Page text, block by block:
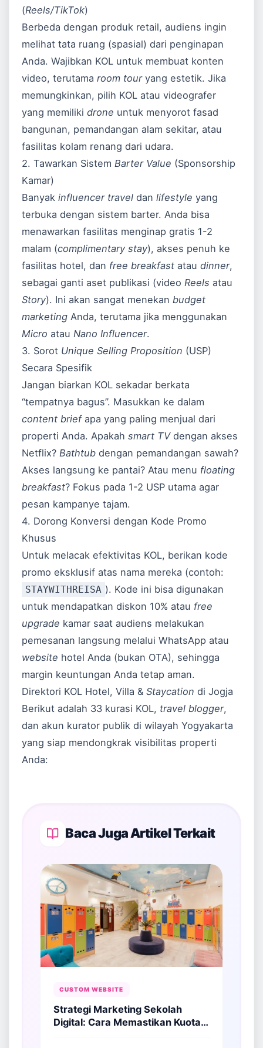
(Reels/TikTok)
Berbeda dengan produk retail, audiens ingin
melihat tata ruang (spasial) dari penginapan
Anda. Wajibkan KOL untuk membuat konten
video, terutamaroom touryang estetik. Jika
memungkinkan, pilih KOL atau videografer
yang memilikidrone untuk menyorot fasad
bangunan, pemandangan alam sekitar, atau
fasilitas kolam renang dari udara.
2. Tawarkan SistemBarter Value (Sponsorship
Kamar)
Banyakinfluencer travel danlifestyle yang
terbuka dengan sistem barter. Anda bisa
menawarkan fasilitas menginap gratis 1-2
malam (complimentary stay), akses penuh ke
fasilitas hotel, dan free breakfast ataudinner,
sebagai ganti aset publikasi (videoReels atau
Story). Ini akan sangat menekanbudget
marketing Anda, terutama jika menggunakan
Micro atauNano Influencer.
3. Sorot Unique Selling Proposition (USP)
Secara Spesifik
Jangan biarkan KOL sekadar berkata
“tempatnya bagus”. Masukkan ke dalam
content briefapa yang paling menjual dari
properti Anda. Apakahsmart TVdengan akses
Netflix?Bathtub dengan pemandangan sawah?
Akses langsung ke pantai? Atau menu floating
breakfast? Fokus pada 1-2 USP utama agar
pesan kampanye tajam.
4. Dorong Konversi dengan Kode Promo
Khusus
Untuk melacak efektivitas KOL, berikan kode
promo eksklusif atas nama mereka (contoh:
STAYWITHREISA ). Kode ini bisa digunakan
untuk mendapatkan diskon 10% atau free
upgrade kamar saat audiens melakukan
pemesanan langsung melalui WhatsApp atau
website hotel Anda (bukan OTA), sehingga
margin keuntungan Anda tetap aman.
Direktori KOL Hotel, Villa &Staycation di Jogja
Berikut adalah 33 kurasi KOL, travel blogger,
dan akun kurator publik di wilayah Yogyakarta
yang siap mendongkrak visibilitas properti
Anda:
Baca Juga Artikel Terkait
CUSTOM WEBSITE
Strategi Marketing Sekolah
Digital: Cara Memastikan Kuota